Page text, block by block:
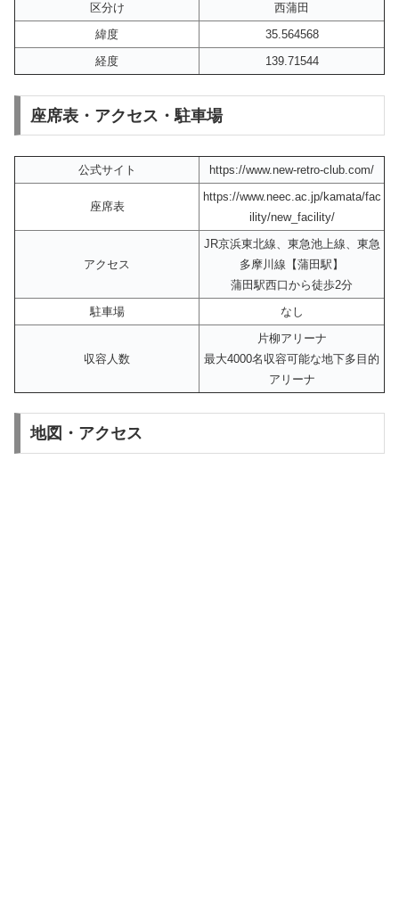
区分け
西蒲田
緯度
35.564568
経度
139.71544
座席表・アクセス・駐車場
公式サイト https://www.new-retro-club.com/
座席表
https://www.neec.ac.jp/kamata/fac
ility/new_facility/
アクセス
JR京浜東北線、東急池上線、東急
多摩川線【蒲田駅】
蒲田駅西口から徒歩2分
駐車場
なし
収容人数
片柳アリーナ
最大4000名収容可能な地下多目的
アリーナ
地図・アクセス